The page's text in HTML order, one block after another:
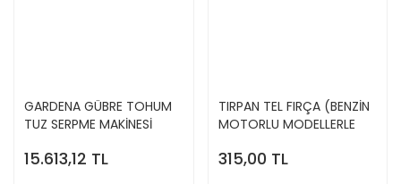
GARDENA GÜBRE TOHUM
TUZ SERPME MAKİNESİ
15.613,12 TL
TIRPAN TEL FIRÇA (BENZİN
MOTORLU MODELLERLE
315,00 TL